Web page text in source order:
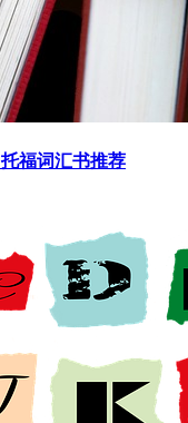
福词汇书推荐